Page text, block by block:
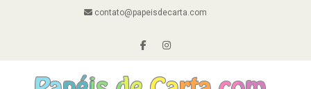
contato@papeisdecarta.com